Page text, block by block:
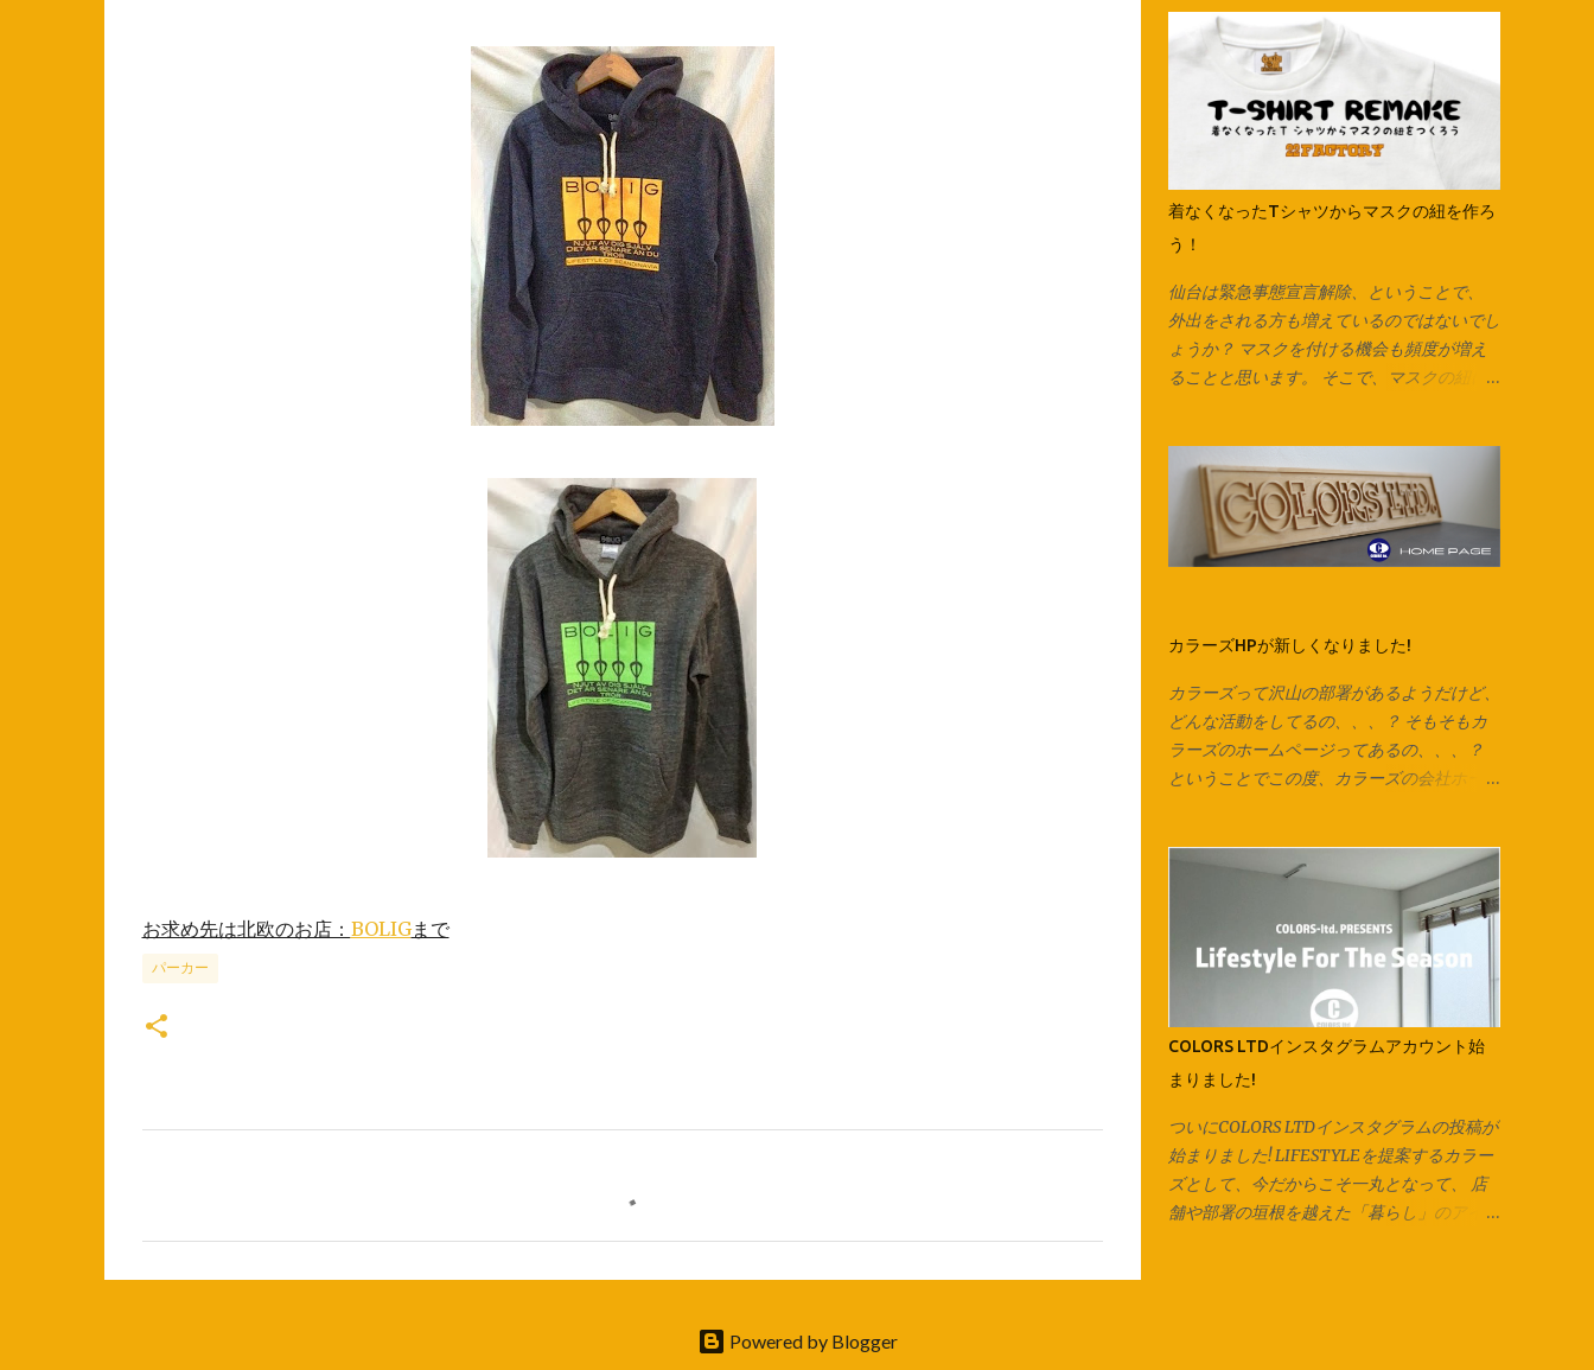
お求め先は北欧のお店： BOLIGまで
パーカー
着なくなったTシャツからマスクの紐を作ろ
う！
仙台は緊急事態宣言解除、ということで、
外出をされる方も増えているのではないでし
ょうか？ マスクを付ける機会も頻度が増え
ることと思います。 そこで、マスクの紐に
く、毛糸の代わりにしたり、 編み込みをし
てアクセサリーやキーチャーム、タッセルな
んかも作れます。 意外と簡単なのでぜひお
試しください♪ Tシャツは脇に縫い合わせの
トソーで作る場合は縫い合わせ箇所を切り落
としてから始めます。 カットソーを横にし
て、下の画像の方向でハサミを入れていきま
す。 ※向きを間違えると伸縮が弱くなるので
ご注意ください。 今回はマスク紐なので1cm
ほどの幅で裁断していますが、 市販のズパ
す。 紐にしたら今回はマスク紐なので、輪
で切り出した紐を2箇所で切り、 2本のひも
にしています。 長いズパゲッティヤーンに
する場合は1箇所だけ切り、 長い1本をつく
り、更につなげていきます。 今回は紐通し
の代わりに安全ピンを使用しています。 他
にも通し穴の大きさ次第ではヘアピンやボー
ルペン、シャープペンなども代用可能です。
片方ずつ通して… 両方に通してお好みの長さ
で結んで完成です♪ ご相談、お問い合わせは
各店スタッフまで。 オリジナル商品は
Instagram でもお楽しみ頂けます。
Facebook でも商品情報を発信いたしてお
カラーズHPが新しくなりました!
カラーズって沢山の部署があるようだけど、
どんな活動をしてるの、、、？ そもそもカ
ラーズのホームページってあるの、、、？
ということでこの度、カラーズの会社ホーム
会社全体としての取り組み、各店舗の紹介が
一目で分かりやすく、 改良したものにして
いきたいと思います！ コンテンツの内容
は、随時更新されていきますので、チェック
してみてください♪ 様々な事が急速に変化し
ていくこんな時代だからこそ、 継続的にカ
ラーズとしての思いや熱量を伝える事を も
会社としての動きをホームページ上でも感じ
てもらうことで、 今まで以上にどんどん輪
が拡がっていくような、 そんなきっかけの
ひとつになることを願って。 「絵は、口ほ
どにものをいう」をコンセプトにした社長の
COLORS LTDインスタグラムアカウント始
まりました!
ついにCOLORS LTDインスタグラムの投稿が
始まりました! LIFESTYLEを提案するカラー
ズとして、今だからこそ一丸となって、 店
舗や部署の垣根を越えた「暮らし」のアイデ
Powered by Blogger